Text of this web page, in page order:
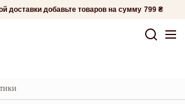
доставки добавьте товаров на сумму 799 ₴